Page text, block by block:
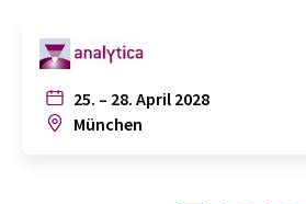
25. – 28. April 2028
München